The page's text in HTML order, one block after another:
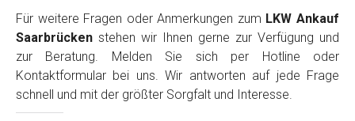
Für weitere Fragen oder Anmerkungen zum LKW Ankauf
Saarbrücken stehen wir Ihnen gerne zur Verfügung und
zur Beratung. Melden Sie sich per Hotline oder
Kontaktformular bei uns. Wir antworten auf jede Frage
schnell und mit der größter Sorgfalt und Interesse.